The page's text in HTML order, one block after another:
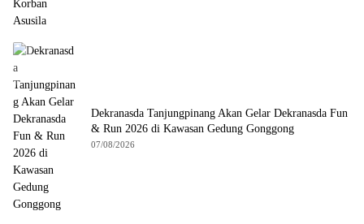
Dekranasda Tanjungpinang Akan Gelar Dekranasda Fun
& Run 2026 di Kawasan Gedung Gonggong
07/08/2026